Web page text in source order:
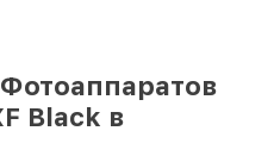
Black в